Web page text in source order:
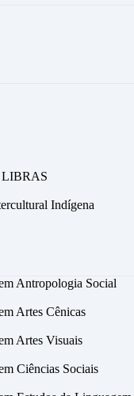
LIBRAS
Indígena
Antropologia Social
Artes Cênicas
Artes Visuais
Ciências Sociais